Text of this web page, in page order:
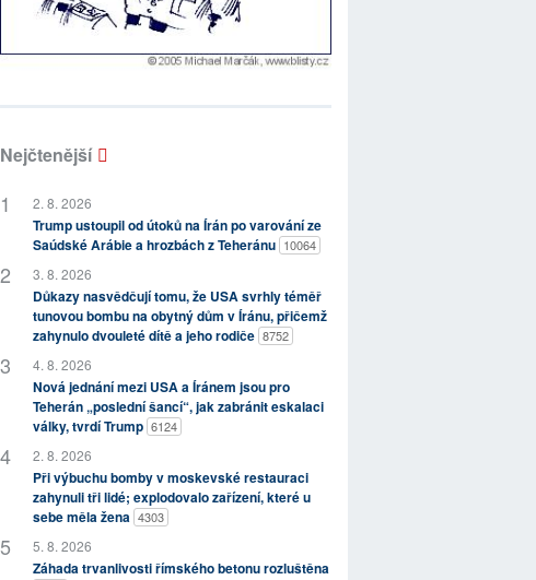
Nejčtenější
2. 8. 2026
Trump ustoupil od útoků na Írán po varování ze
Saúdské Arábie a hrozbách z Teheránu 10064
3. 8. 2026
Důkazy nasvědčují tomu, že USA svrhly téměř
tunovou bombu na obytný dům v Íránu, přičemž
zahynulo dvouleté dítě a jeho rodiče 8752
4. 8. 2026
Nová jednání mezi USA a Íránem jsou pro
Teherán „poslední šancí“, jak zabránit eskalaci
války, tvrdí Trump 6124
2. 8. 2026
Při výbuchu bomby v moskevské restauraci
zahynuli tři lidé; explodovalo zařízení, které u
sebe měla žena 4303
5. 8. 2026
Záhada trvanlivosti římského betonu rozluštěna